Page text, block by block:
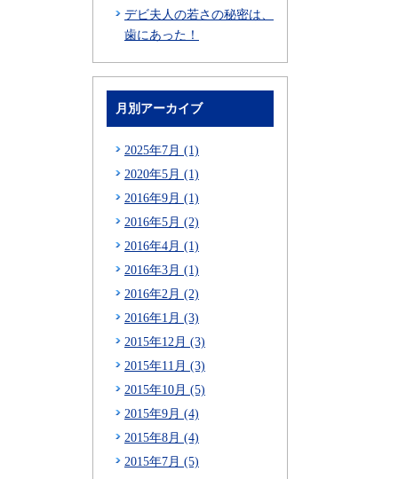
デビ夫人の若さの秘密は、
歯にあった！
月別アーカイブ
2025年7月 (1)
2020年5月 (1)
2016年9月 (1)
2016年5月 (2)
2016年4月 (1)
2016年3月 (1)
2016年2月 (2)
2016年1月 (3)
2015年12月 (3)
2015年11月 (3)
2015年10月 (5)
2015年9月 (4)
2015年8月 (4)
2015年7月 (5)